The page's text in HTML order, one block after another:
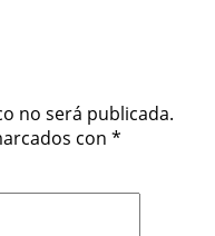
no será publicada.
con *